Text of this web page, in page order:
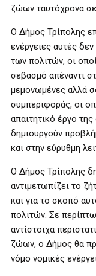
ζώων ταυτόχρονα
Ο Δήμος Τρίπολης
ενέργειες αυτές
των πολιτών, οι
σεβασμό απέναντι
μεμονωμένες αλλά
συμπεριφοράς, οι
απαιτητικό έργο
δημιουργούν
και στην εύρυθμη
Ο Δήμος Τρίπολης
αντιμετωπίζει το
και για το σκοπό
πολιτών. Σε
αντίστοιχα
ζώων, ο Δήμος θα
νόμο νομικές